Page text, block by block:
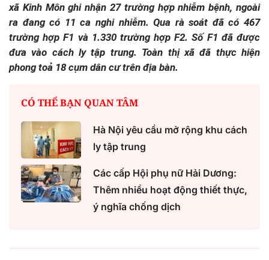
xã Kinh Môn ghi nhận 27 trường hợp nhiễm bệnh, ngoài
ra đang có 11 ca nghi nhiễm. Qua rà soát đã có 467
trường hợp F1 và 1.330 trường hợp F2. Số F1 đã được
đưa vào cách ly tập trung. Toàn thị xã đã thực hiện
phong toả 18 cụm dân cư trên địa bàn.
CÓ THỂ BẠN QUAN TÂM
Hà Nội yêu cầu mở rộng khu cách
ly tập trung
Các cấp Hội phụ nữ Hải Dương:
Thêm nhiều hoạt động thiết thực,
ý nghĩa chống dịch